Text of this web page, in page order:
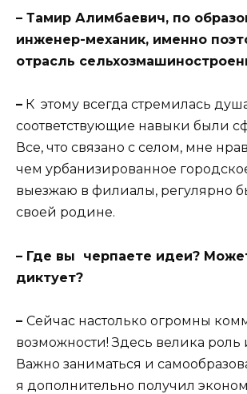
– Тамир Алимбаевич, по
инженер-механик, именно
отрасль
– К этому всегда стремилась
соответствующие навыки были
Все, что связано с селом, мне
чем урбанизированное
выезжаю в филиалы, регулярно
своей родине.
– Где вы черпаете идеи?
диктует?
– Сейчас настолько огромны
возможности! Здесь велика роль
Важно заниматься и
я дополнительно получил